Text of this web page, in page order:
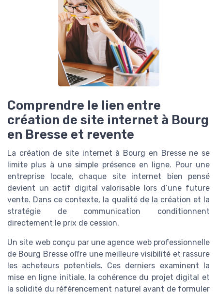
Comprendre le lien entre
création de site internet à Bourg
en Bresse et revente
La création de site internet à Bourg en Bresse ne se
limite plus à une simple présence en ligne. Pour une
entreprise locale, chaque site internet bien pensé
devient un actif digital valorisable lors d’une future
vente. Dans ce contexte, la qualité de la création et la
stratégie de communication conditionnent
directement le prix de cession.
Un site web conçu par une agence web professionnelle
de Bourg Bresse offre une meilleure visibilité et rassure
les acheteurs potentiels. Ces derniers examinent la
mise en ligne initiale, la cohérence du projet digital et
la solidité du référencement naturel avant de formuler